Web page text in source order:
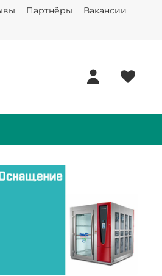
Партнёры Вакансии